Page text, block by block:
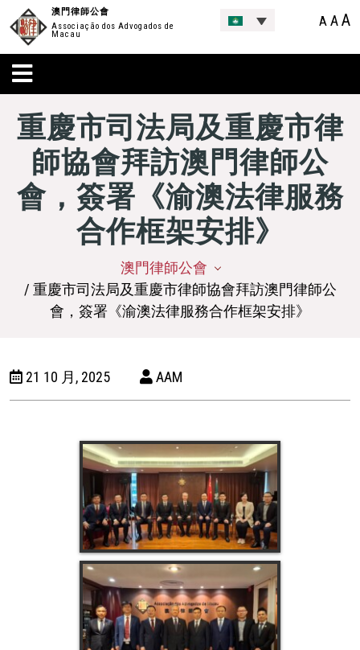
澳門律師公會
Associação dos Advogados de
Macau
A AA
重慶市司法局及重慶市律
師協會拜訪澳門律師公
會，簽署《渝澳法律服務
合作框架安排》
澳門律師公會
/ 重慶市司法局及重慶市律師協會拜訪澳門律師公
會，簽署《渝澳法律服務合作框架安排》
21 10 月, 2025 AAM